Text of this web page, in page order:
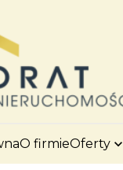
O firmieOferty